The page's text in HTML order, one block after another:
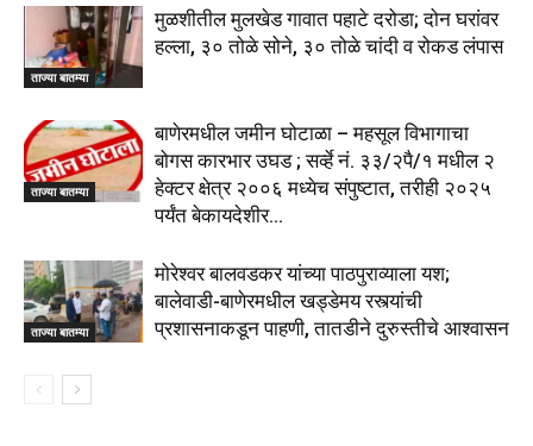
ताज्या बातम्या
मुळशीतील मुलखेड गावात पहाटे दरोडा; दोन घरांवर
हल्ला, ३० तोळे सोने, ३० तोळे चांदी व रोकड लंपास
ताज्या बातम्या
बाणेरमधील जमीन घोटाळा – महसूल विभागाचा
बोगस कारभार उघड ; सर्व्हे नं. ३३/२पै/१ मधील २
हेक्टर क्षेत्र २००६ मध्येच संपुष्टात, तरीही २०२५
पर्यंत बेकायदेशीर...
ताज्या बातम्या
मोरेश्वर बालवडकर यांच्या पाठपुराव्याला यश;
बालेवाडी-बाणेरमधील खड्डेमय रस्त्यांची
प्रशासनाकडून पाहणी, तातडीने दुरुस्तीचे आश्वासन